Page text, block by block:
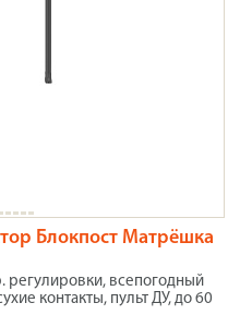
Блокпост Матрёшка
регулировки, всепогодный
контакты, пульт ДУ, до 60